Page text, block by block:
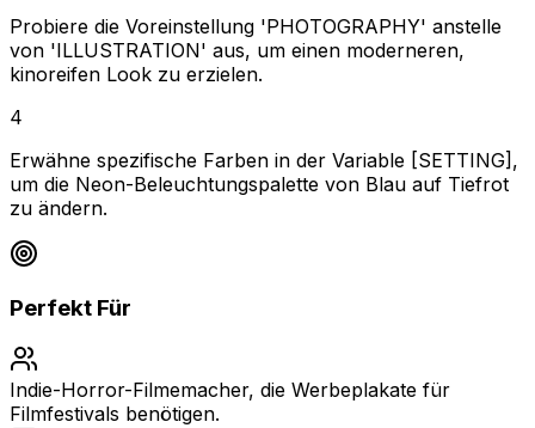
Probiere die Voreinstellung 'PHOTOGRAPHY' anstelle
von 'ILLUSTRATION' aus, um einen moderneren,
kinoreifen Look zu erzielen.
4
Erwähne spezifische Farben in der Variable [SETTING],
um die Neon-Beleuchtungspalette von Blau auf Tiefrot
zu ändern.
Perfekt Für
Indie-Horror-Filmemacher, die Werbeplakate für
Filmfestivals benötigen.